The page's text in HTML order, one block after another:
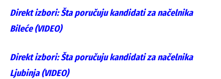
Direkt izbori: Šta poručuju kandidati za načelnika
Bileće (VIDEO)
Direkt izbori: Šta poručuju kandidati za načelnika
Ljubinja (VIDEO)